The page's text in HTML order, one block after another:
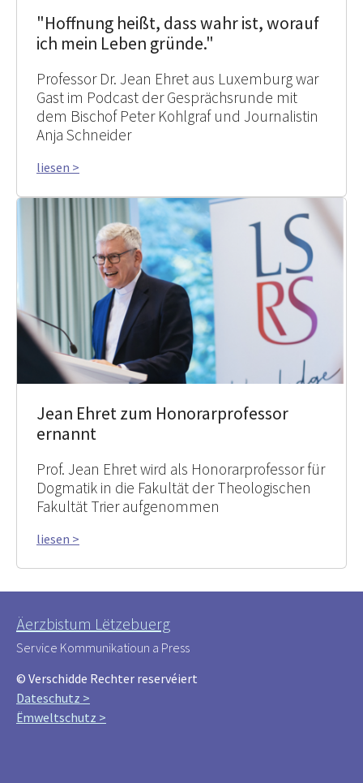
"Hoffnung heißt, dass wahr ist, worauf
ich mein Leben gründe."
Professor Dr. Jean Ehret aus Luxemburg war
Gast im Podcast der Gesprächsrunde mit
dem Bischof Peter Kohlgraf und Journalistin
Anja Schneider
liesen >
Jean Ehret zum Honorarprofessor
ernannt
Prof. Jean Ehret wird als Honorarprofessor für
Dogmatik in die Fakultät der Theologischen
Fakultät Trier aufgenommen
liesen >
Äerzbistum Lëtzebuerg
Service Kommunikatioun a Press
© Verschidde Rechter reservéiert
Dateschutz >
Ëmweltschutz >